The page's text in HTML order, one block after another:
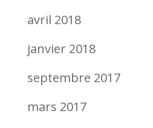
avril 2018
janvier 2018
septembre 2017
mars 2017